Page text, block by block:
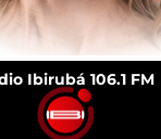
Ibirubá 106.1 FM